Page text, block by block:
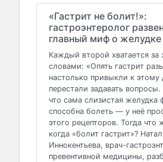
«Гастрит не болит!»:
гастроэнтеролог
главный миф о желудке
Каждый второй хватается за
словами: «Опять гастрит
настолько привыкли к этому
перестали задавать
что сама слизистая желудка
способна болеть — у неё
этого рецепторов. Тогда что
когда «болит гастрит»?
Иннокентьева, врач-
превентивной медицины,